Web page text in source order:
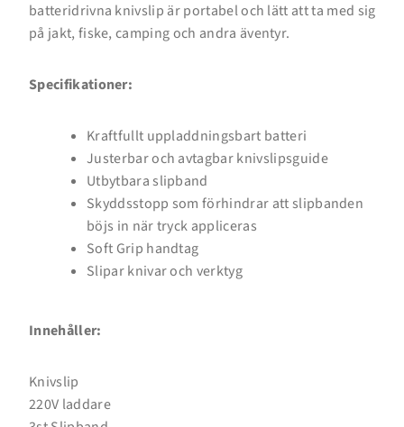
batteridrivna knivslip är portabel och lätt att ta med sig
på jakt, fiske, camping och andra äventyr.
Specifikationer:
Kraftfullt uppladdningsbart batteri
Justerbar och avtagbar knivslipsguide
Utbytbara slipband
Skyddsstopp som förhindrar att slipbanden
böjs in när tryck appliceras
Soft Grip handtag
Slipar knivar och verktyg
Innehåller:
Knivslip
220V laddare
Inloggning krävs
Logga in på ditt konto för att lägga till produkter i
din önskelista och se dina tidigare sparade artiklar.